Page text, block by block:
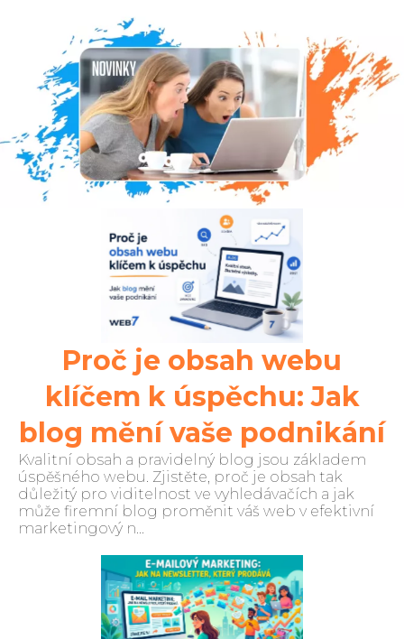
Proč je obsah webu
klíčem k úspěchu: Jak
blog mění vaše podnikání
Kvalitní obsah a pravidelný blog jsou základem
úspěšného webu. Zjistěte, proč je obsah tak
důležitý pro viditelnost ve vyhledávačích a jak
může firemní blog proměnit váš web v efektivní
marketingový n...